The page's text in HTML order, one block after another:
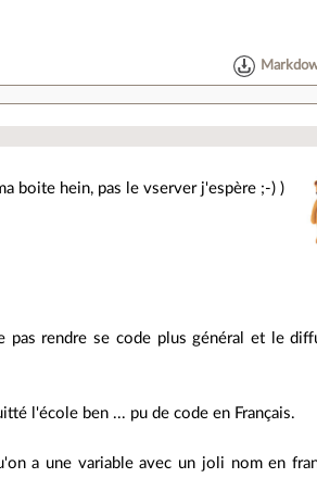
boite hein, pas le vserver j'espère ;-) )
pas rendre se code plus général et le
l'école ben ... pu de code en Français.
a une variable avec un joli nom en